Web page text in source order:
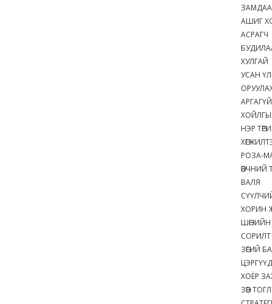
АШИГ
АСРАГЧ
ХУЛГАЙ
УСАН
НЭР
РОЗА-
ӨВЧНИЙ
ВАЛЯ
ХОРИН
СОРИЛТ
ЗӨГИЙ
ХОЁР
ЗӨВ